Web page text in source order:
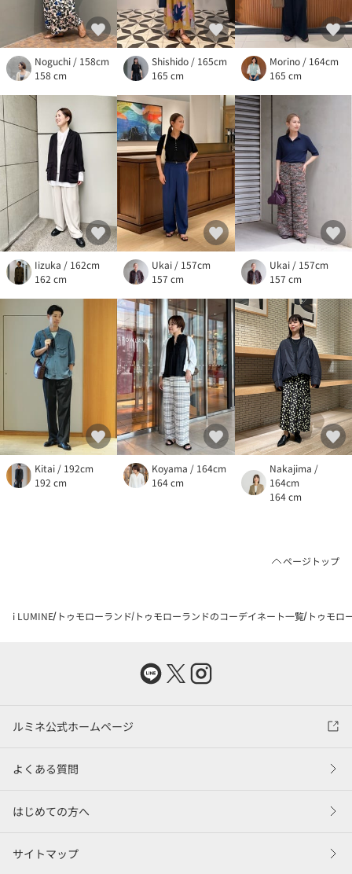
Noguchi / 158cm
158 cm
Shishido / 165cm
165 cm
Morino / 164cm
165 cm
Iizuka / 162cm
162 cm
Ukai / 157cm
157 cm
Ukai / 157cm
157 cm
Kitai / 192cm
192 cm
Koyama / 164cm
164 cm
Nakajima /
164cm
164 cm
ページトップ
i LUMINE トゥモローランド トゥモローランドのコーデイネート一覧 トゥモロ
ルミネ公式ホームページ
よくある質問
はじめての方へ
サイトマップ